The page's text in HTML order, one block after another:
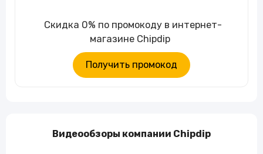
Скидка 0% по промокоду в интернет-
магазине Chipdip
Получить промокод
Видеообзоры компании Chipdip